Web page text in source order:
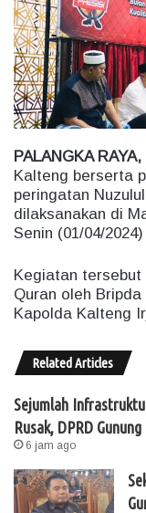
m
a
i
l
PALANGKA
Kalteng berserta
peringatan
dilaksanakan di
Senin (01/04/
Kegiatan tersebut
Quran oleh
Kapolda Kalteng
Related Articles
Sejumlah
Rusak, DPRD
6 jam ago